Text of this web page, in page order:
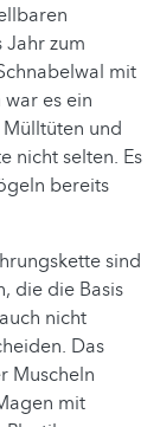
Jahr zum
mit
es ein
und
nicht selten. Es
bereits
sind
die die Basis
nicht
Das
Muscheln
mit